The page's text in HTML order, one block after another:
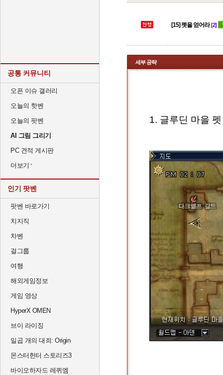
공통 커뮤니티
오픈 이슈 갤러리
오늘의 핫벤
오늘의 팟벤
AI 그림 그리기
PC 견적 게시판
더보기
인기 팟벤
팟벤 바로가기
치지직
차벤
걸그룹
여행
해외게임정보
게임 영상
HyperX OMEN
브이 라이징
일곱 개의 대죄: Origin
몬스터헌터 스토리즈3
바이오하자드 레퀴엠
[15] 펫을 얻어라 [2]
세부 공략
1. 글루딘 마을